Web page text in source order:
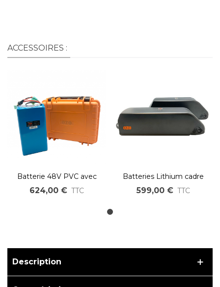
ACCESSOIRES :
Batterie 48V PVC avec
valise étanche
624,00 € TTC
Batteries Lithium cadre
48V 670Wh à 1000Wh
599,00 € TTC
Description